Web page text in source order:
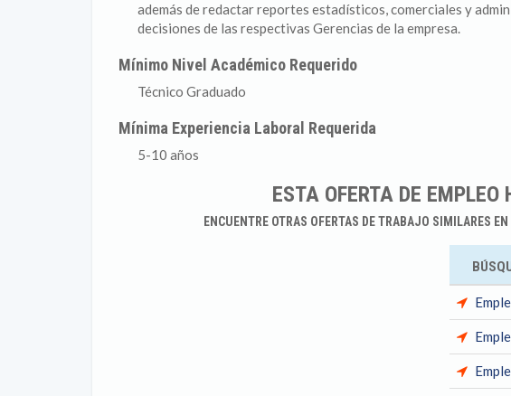
además de redactar reportes estadísticos, comerciales y
decisiones de las respectivas Gerencias de la empresa.
Mínimo Nivel Académico Requerido
Técnico Graduado
Mínima Experiencia Laboral Requerida
5-10 años
ESTA OFERTA DE EMPLEO
ENCUENTRE OTRAS OFERTAS DE TRABAJO SIMILARES